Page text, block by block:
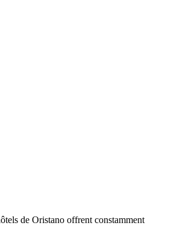
de Oristano offrent constamment